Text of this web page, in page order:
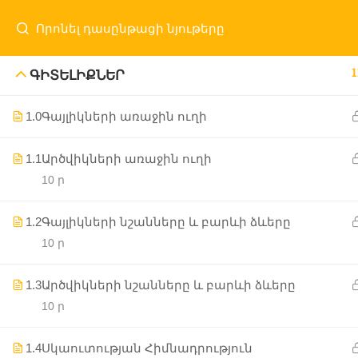
ԳԻՏԵԼԻՔՆԵՐ
1.0Գայլիկների առաջին ուղի
1.1Արծվիկների առաջին ուղի
10 ր
1.2Գայլիկների նշանները և բարևի ձևերը
10 ր
1.3Արծվիկների նշանները և բարևի ձևերը
10 ր
1.4Սկաուտության Հիմնադրություն